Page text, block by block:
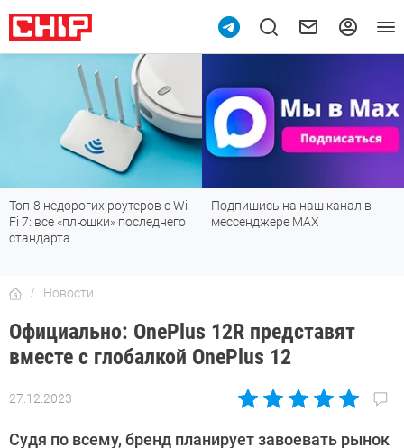
Топ-8 недорогих роутеров с Wi-
Fi 7: все «плюшки» последнего
стандарта
Подпишись на наш канал в
мессенджере МАХ
Новости
Официально: OnePlus 12R представят
вместе с глобалкой OnePlus 12
27.12.2023
Автор:
Судя по всему, бренд планирует завоевать рынок